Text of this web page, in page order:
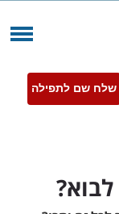
שם לתפילה